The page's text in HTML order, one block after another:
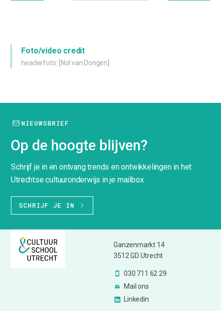
Foto/video credit
headerfoto: [Nol van Dongen]
NIEUWSBRIEF
Op de hoogte blijven?
Schrijf je in en ontvang trends en ontwikkelingen in het
Utrechtse cultuuronderwijs in je mailbox
SCHRIJF JE IN
Ganzenmarkt 14
3512 GD Utrecht
030 711 62 29
Mail ons
Linkedin